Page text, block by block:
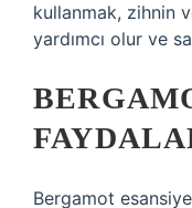
kullanmak, zihnin
yardımcı olur ve
Bergamot